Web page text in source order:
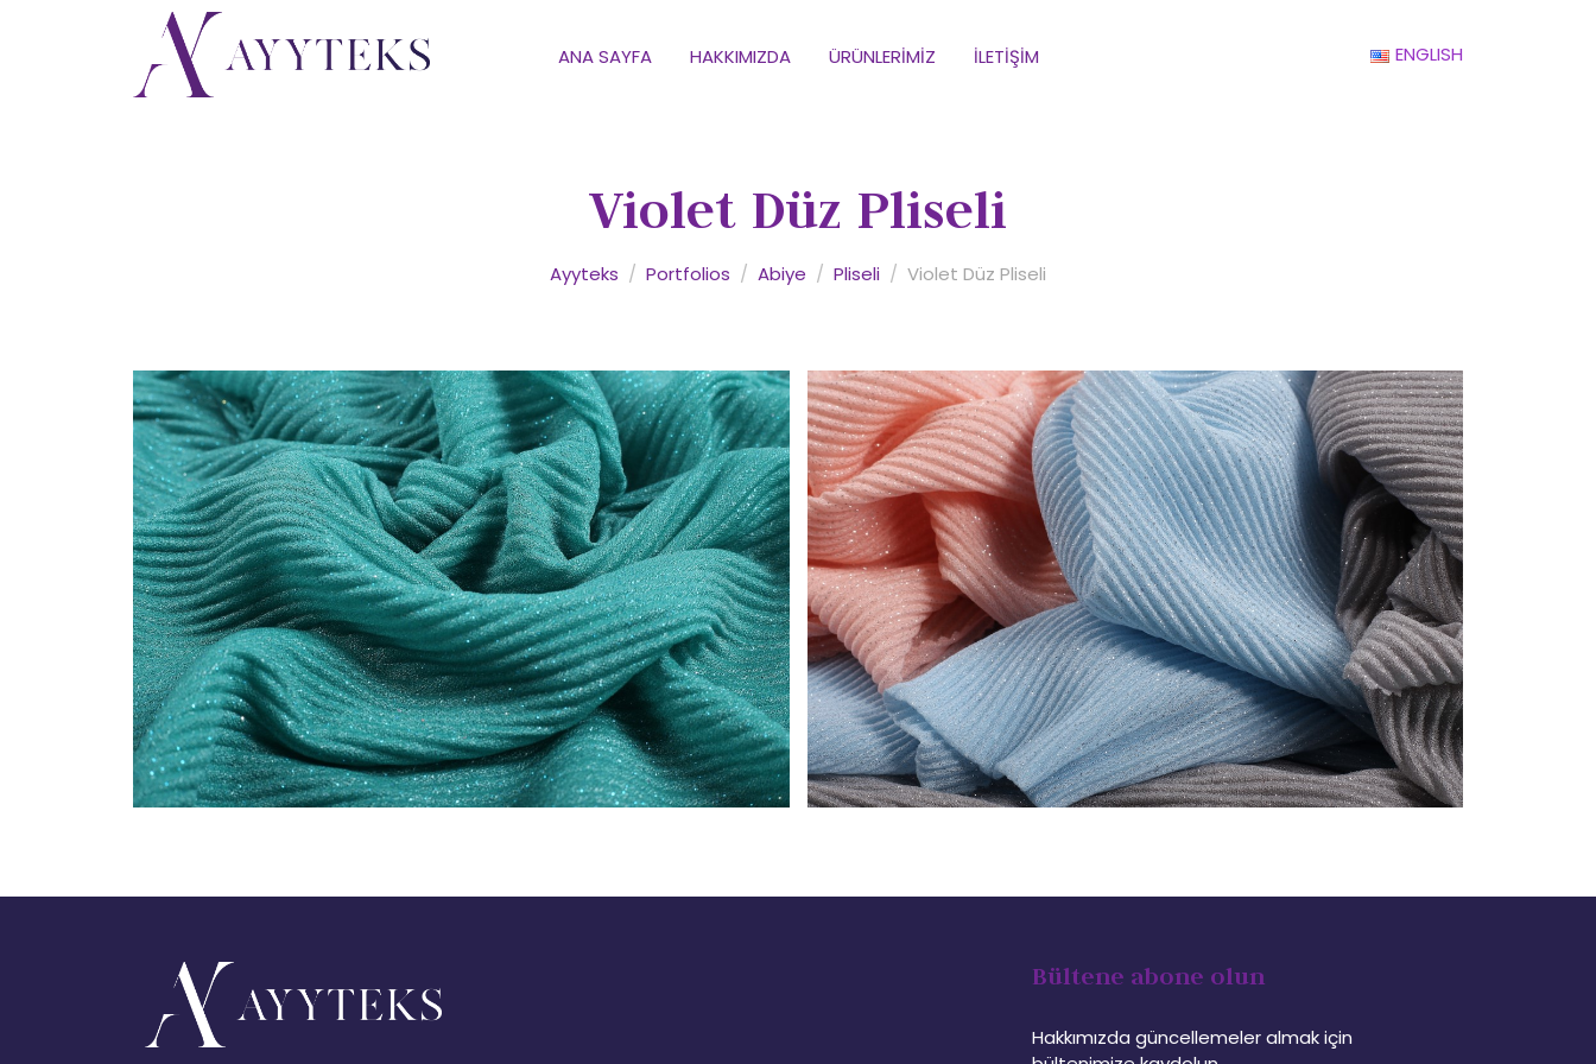
ANA SAYFA HAKKIMIZDA ÜRÜNLERIMIZ İLETIŞIM ENGLISH
Violet Düz Pliseli
Ayyteks / Portfolios / Abiye / Pliseli / Violet Düz Pliseli
Bültene abone olun
Hakkımızda güncellemeler almak için